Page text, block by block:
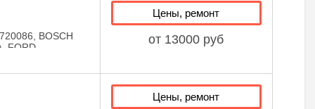
BOSCH
FORD
LIZARTE
Цены, ремонт
от 13000 руб
Цены, ремонт